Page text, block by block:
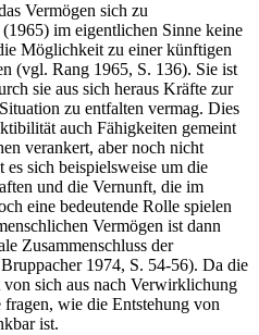
Vermögen sich zu
im eigentlichen Sinne keine
Möglichkeit zu einer künftigen
(vgl. Rang 1965, S. 136). Sie ist
sie aus sich heraus Kräfte zur
zu entfalten vermag. Dies
auch Fähigkeiten gemeint
verankert, aber noch nicht
sich beispielsweise um die
und die Vernunft, die im
eine bedeutende Rolle spielen
Vermögen ist dann
Zusammenschluss der
1974, S. 54-56). Da die
sich aus nach Verwirklichung
fragen, wie die Entstehung von
ist.